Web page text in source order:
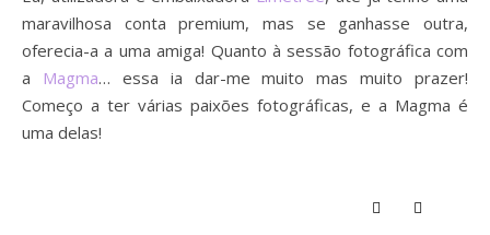
maravilhosa conta premium, mas se ganhasse outra,
oferecia-a a uma amiga! Quanto à sessão fotográfica com
a Magma… essa ia dar-me muito mas muito prazer!
Começo a ter várias paixões fotográficas, e a Magma é
uma delas!